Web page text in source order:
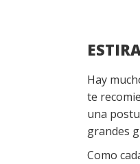
Hay
te
una
grandes
Como